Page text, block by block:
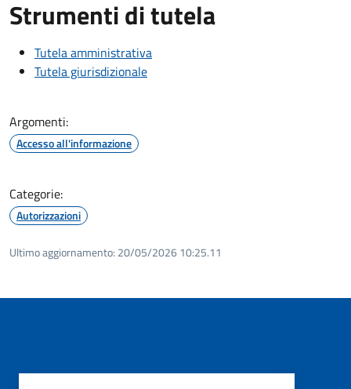
Strumenti di tutela
Tutela amministrativa
Tutela giurisdizionale
Argomenti:
Accesso all'informazione
Categorie:
Autorizzazioni
Ultimo aggiornamento: 20/05/2026 10:25.11